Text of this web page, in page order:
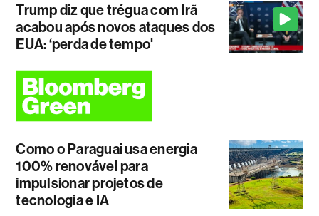
Trump diz que trégua com Irã
acabou após novos ataques dos
EUA: ‘perda de tempo'
Como o Paraguai usa energia
100% renovável para
impulsionar projetos de
tecnologia e IA